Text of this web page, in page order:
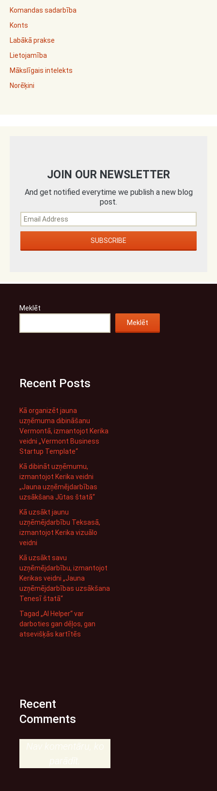
Komandas sadarbība
Konts
Labākā prakse
Lietojamība
Mākslīgais intelekts
Norēķini
JOIN OUR NEWSLETTER
And get notified everytime we publish a new blog
post.
Meklēt
Meklēt
Recent Posts
Kā organizēt jauna
uzņēmuma dibināšanu
Vermontā, izmantojot Kerika
veidni „Vermont Business
Startup Template“
Kā dibināt uzņēmumu,
izmantojot Kerika veidni
„Jauna uzņēmējdarbības
uzsākšana Jūtas štatā“
Kā uzsākt jaunu
uzņēmējdarbību Teksasā,
izmantojot Kerika vizuālo
veidni
Kā uzsākt savu
uzņēmējdarbību, izmantojot
Kerikas veidni „Jauna
uzņēmējdarbības uzsākšana
Tenesī štatā“
Tagad „AI Helper“ var
darboties gan dēļos, gan
atsevišķās kartītēs
Recent
Comments
Nav komentāru, ko
parādīt.